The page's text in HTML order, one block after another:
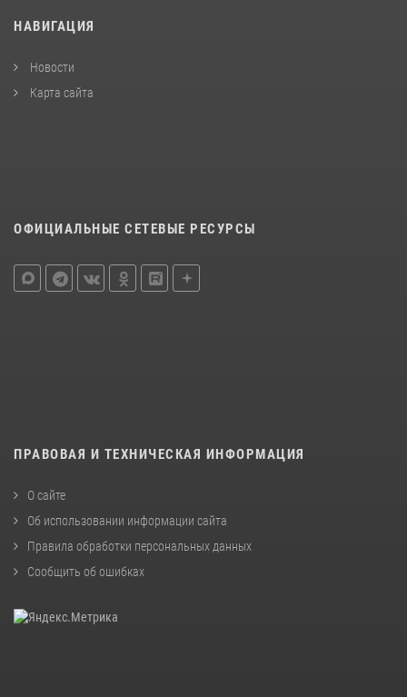
НАВИГАЦИЯ
Новости
Карта сайта
ОФИЦИАЛЬНЫЕ СЕТЕВЫЕ РЕСУРСЫ
ПРАВОВАЯ И ТЕХНИЧЕСКАЯ ИНФОРМАЦИЯ
О сайте
Об использовании информации сайта
Правила обработки персональных данных
Сообщить об ошибках